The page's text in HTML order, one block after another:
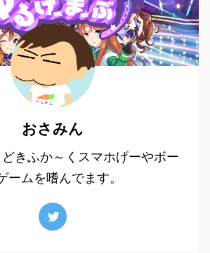
おさみん
きふか～くスマホげーやボー
ームを嗜んでます。